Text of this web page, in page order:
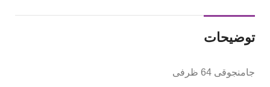
توضیحات
جامنجوقی 64 ظرفی